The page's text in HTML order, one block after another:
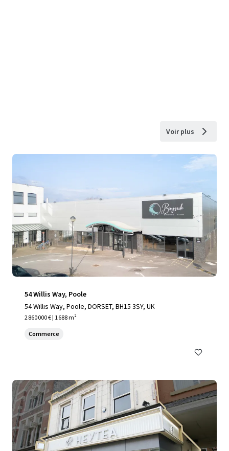
Voir plus
54 Willis Way, Poole
54 Willis Way, Poole, DORSET, BH15 3SY, UK
2 860 000 € | 1 688 m²
Commerce